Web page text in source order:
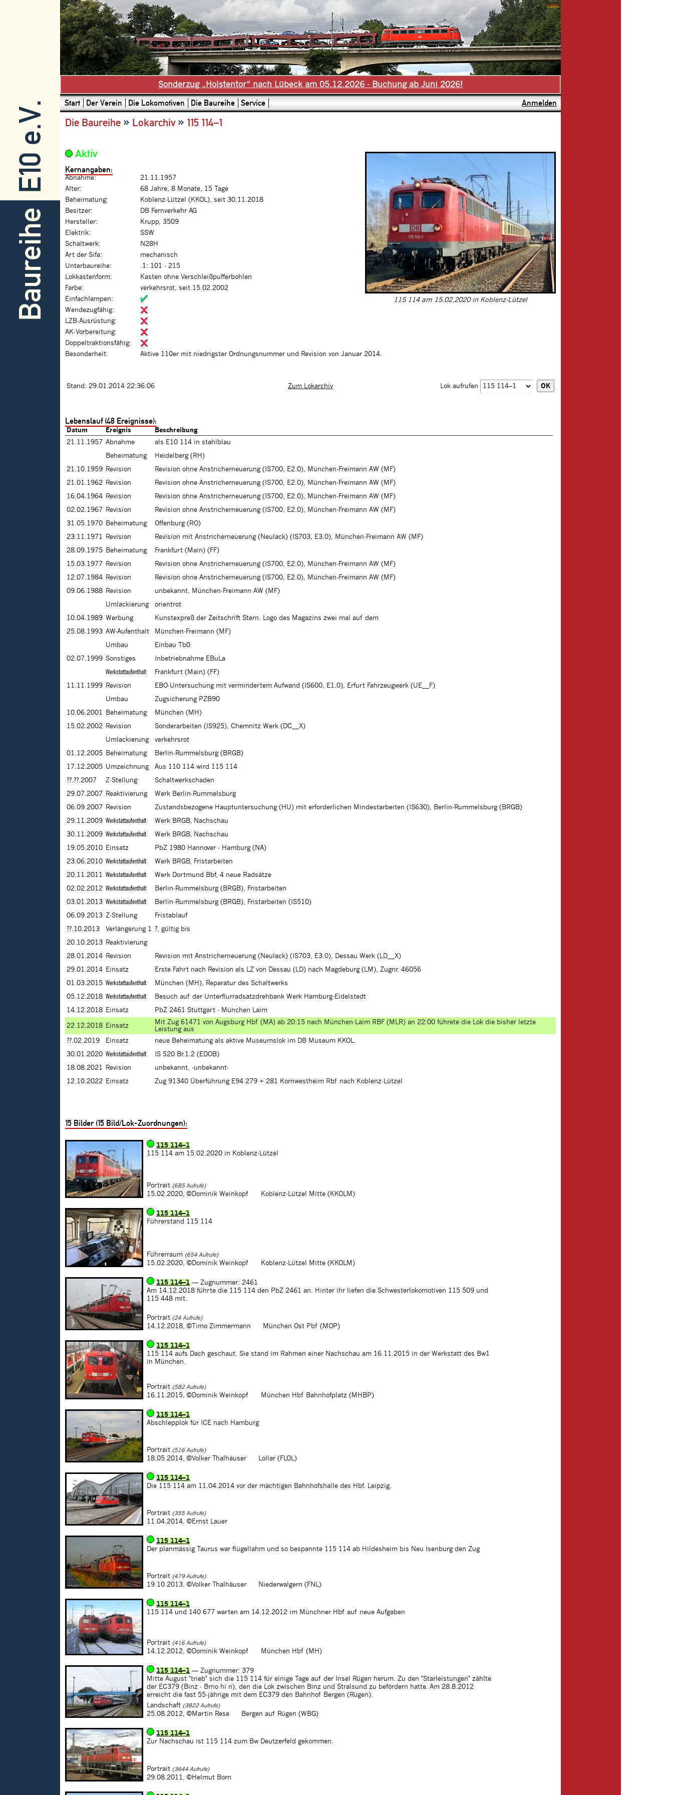
E10 e.V.
Baureihe
Sonderzug „Holstentor“ nach Lübeck am 05.12.2026 - Buchung ab Juni 2026!
Start Der Verein Die Lokomotiven Die Baureihe Service Anmelden
Die Baureihe » Lokarchiv» 115 114–1
115 114 am 15.02.2020 in Koblenz-Lützel
Aktiv
Kernangaben:
Abnahme:
21.11.1957
Alter:
68 Jahre, 8 Monate, 15 Tage
Beheimatung:
Koblenz-Lützel (KKOL), seit 30.11.2018
Besitzer:
DB Fernverkehr AG
Hersteller:
Krupp, 3509
Elektrik:
SSW
Schaltwerk:
N28H
Art der Sifa:
mechanisch
Unterbaureihe:
.1: 101 - 215
Lokkastenform:
Kasten ohne Verschleißpufferbohlen
Farbe:
verkehrsrot, seit 15.02.2002
Einfachlampen:
Wendezugfähig:
LZB-Ausrüstung:
AK-Vorbereitung:
Doppeltraktionsfähig:
Besonderheit:
Aktive 110er mit niedrigster Ordnungsnummer und Revision von Januar 2014.
Stand: 29.01.2014 22:36:06 Zum Lokarchiv Lok aufrufen
Lebenslauf (48 Ereignisse):
Datum Ereignis
Beschreibung
21.11.1957 Abnahme
als E10 114 in stahlblau
Beheimatung
Heidelberg (RH)
21.10.1959 Revision
Revision ohne Anstricherneuerung (IS700, E2.0), München-Freimann AW (MF)
21.01.1962 Revision
Revision ohne Anstricherneuerung (IS700, E2.0), München-Freimann AW (MF)
16.04.1964 Revision
Revision ohne Anstricherneuerung (IS700, E2.0), München-Freimann AW (MF)
02.02.1967
Revision
Revision ohne Anstricherneuerung (IS700, E2.0), München-Freimann AW (MF)
31.05.1970 Beheimatung
Offenburg (RO)
23.11.1971
Revision
Revision mit Anstricherneuerung (Neulack) (IS703, E3.0), München-Freimann AW (MF)
28.09.1975 Beheimatung
Frankfurt (Main) (FF)
15.03.1977
Revision
Revision ohne Anstricherneuerung (IS700, E2.0), München-Freimann AW (MF)
12.07.1984 Revision
Revision ohne Anstricherneuerung (IS700, E2.0), München-Freimann AW (MF)
09.06.1988 Revision
unbekannt, München-Freimann AW (MF)
Umlackierung
orientrot
10.04.1989 Werbung
Kunstexpreß der Zeitschrift Stern. Logo des Magazins zwei mal auf dem
25.08.1993 AW-Aufenthalt
München-Freimann (MF)
Umbau
Einbau Tb0
02.07.1999 Sonstiges
Inbetriebnahme EBuLa
Werkstattaufenthalt
Frankfurt (Main) (FF)
11.11.1999 Revision
EBO-Untersuchung mit vermindertem Aufwand (IS600, E1.0), Erfurt Fahrzeugwerk (UE__F)
Umbau
Zugsicherung PZB90
10.06.2001
Beheimatung
München (MH)
15.02.2002 Revision
Sonderarbeiten (IS925), Chemnitz Werk (DC__X)
Umlackierung
verkehrsrot
01.12.2005 Beheimatung
Berlin-Rummelsburg (BRGB)
17.12.2005 Umzeichnung
Aus 110 114 wird 115 114
??.??.2007
Z-Stellung
Schaltwerkschaden
29.07.2007
Reaktivierung
Werk Berlin-Rummelsburg
06.09.2007
Revision
Zustandsbezogene Hauptuntersuchung (HU) mit erforderlichen Mindestarbeiten (IS630), Berlin-Rummelsburg (BRGB)
29.11.2009 Werkstattaufenthalt
Werk BRGB, Nachschau
30.11.2009 Werkstattaufenthalt
Werk BRGB, Nachschau
19.05.2010 Einsatz
PbZ 1980 Hannover - Hamburg (NA)
23.06.2010 Werkstattaufenthalt
Werk BRGB, Fristarbeiten
20.11.2011 Werkstattaufenthalt
Werk Dortmund Bbf, 4 neue Radsätze
02.02.2012 Werkstattaufenthalt
Berlin-Rummelsburg (BRGB), Fristarbeiten
03.01.2013 Werkstattaufenthalt
Berlin-Rummelsburg (BRGB), Fristarbeiten (IS510)
06.09.2013 Z-Stellung
Fristablauf
??.10.2013
Verlängerung 1 ?, gültig bis
20.10.2013 Reaktivierung
28.01.2014 Revision
Revision mit Anstricherneuerung (Neulack) (IS703, E3.0), Dessau Werk (LD__X)
29.01.2014 Einsatz
Erste Fahrt nach Revision als LZ von Dessau (LD) nach Magdeburg (LM), Zugnr. 46056
01.03.2015 Werkstattaufenthalt
München (MH), Reparatur des Schaltwerks
05.12.2018 Werkstattaufenthalt
Besuch auf der Unterflurradsatzdrehbank Werk Hamburg-Eidelstedt
14.12.2018 Einsatz PbZ 2461 Stuttgart - München Laim
22.12.2018 Einsatz
Mit Zug 61471 von Augsburg Hbf (MA) ab 20:15 nach München-Laim RBF (MLR) an 22:00 führete die Lok die bisher letzte
Leistung aus
??.02.2019
Einsatz
neue Beheimatung als aktive Museumslok im DB Museum KKOL.
30.01.2020 Werkstattaufenthalt
IS 520 Br.1.2 (EDOB)
18.08.2021
Revision
unbekannt, -unbekannt-
12.10.2022 Einsatz Zug 91340 Überführung E94 279 + 281 Kornwestheim Rbf nach Koblenz-Lützel
15 Bilder (15 Bild/Lok-Zuordnungen):
115 114–1
115 114 am 15.02.2020 in Koblenz-Lützel
Portrait (685 Aufrufe)
15.02.2020, ©Dominik Weinkopf Koblenz-Lützel Mitte (KKOLM)
115 114–1
Führerstand 115 114
Führerraum (654 Aufrufe)
15.02.2020, ©Dominik Weinkopf Koblenz-Lützel Mitte (KKOLM)
115 114–1 — Zugnummer: 2461
Am 14.12.2018 führte die 115 114 den PbZ 2461 an. Hinter ihr liefen die Schwesterlokomotiven 115 509 und
115 448 mit.
Portrait (24 Aufrufe)
14.12.2018, ©Timo Zimmermann München Ost Pbf (MOP)
115 114–1
115 114 aufs Dach geschaut. Sie stand im Rahmen einer Nachschau am 16.11.2015 in der Werkstatt des Bw1
in München.
Portrait (582 Aufrufe)
16.11.2015, ©Dominik Weinkopf München Hbf Bahnhofplatz (MHBP)
115 114–1
Abschlepplok für ICE nach Hamburg
Portrait (516 Aufrufe)
18.05.2014, ©Volker Thalhäuser Lollar (FLOL)
115 114–1
Die 115 114 am 11.04.2014 vor der mächtigen Bahnhofshalle des Hbf. Leipzig.
Portrait (355 Aufrufe)
11.04.2014, ©Ernst Lauer
115 114–1
Der planmässig Taurus war flügellahm und so bespannte 115 114 ab Hildesheim bis Neu Isenburg den Zug
Portrait (479 Aufrufe)
19.10.2013, ©Volker Thalhäuser Niederwalgern (FNL)
115 114–1
115 114 und 140 677 warten am 14.12.2012 im Münchner Hbf auf neue Aufgaben
Portrait (416 Aufrufe)
14.12.2012, ©Dominik Weinkopf München Hbf (MH)
115 114–1 — Zugnummer: 379
Mitte August "trieb" sich die 115 114 für einige Tage auf der Insel Rügen herum. Zu den "Starleistungen" zählte
der EC379 (Binz - Brno hi n), den die Lok zwischen Binz und Stralsund zu befördern hatte. Am 28.8.2012
erreicht die fast 55-jährige mit dem EC379 den Bahnhof Bergen (Rügen).
Landschaft (3822 Aufrufe)
25.08.2012, ©Martin Rese Bergen auf Rügen (WBG)
115 114–1
Zur Nachschau ist 115 114 zum Bw Deutzerfeld gekommen.
Portrait (3644 Aufrufe)
29.08.2011, ©Helmut Born